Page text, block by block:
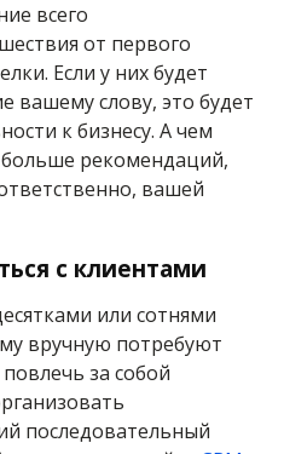
всего
от первого
Если у них будет
вашему слову, это будет
к бизнесу. А чем
рекомендаций,
вашей
с клиентами
или сотнями
вручную потребуют
за собой
последовательный